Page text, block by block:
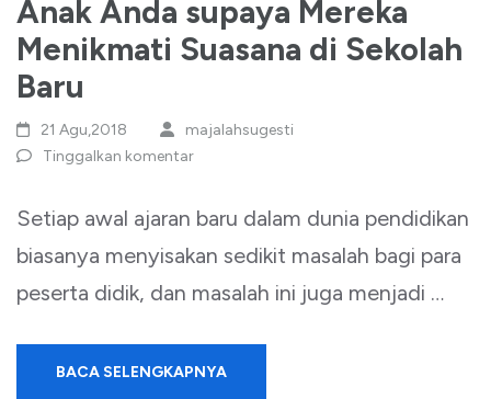
Anak Anda supaya Mereka
Menikmati Suasana di Sekolah
Baru
21 Agu,2018
majalahsugesti
Tinggalkan komentar
Setiap awal ajaran baru dalam dunia pendidikan
biasanya menyisakan sedikit masalah bagi para
peserta didik, dan masalah ini juga menjadi …
BACA SELENGKAPNYA